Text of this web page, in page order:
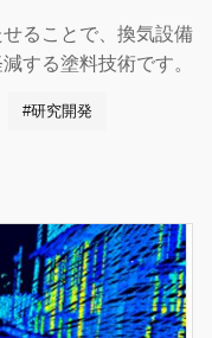
ることで、換気設備
する塗料技術です。
#研究開発